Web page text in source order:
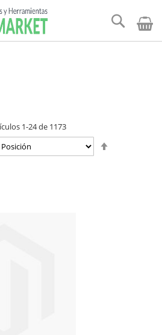
Buscar
1-24de 1173